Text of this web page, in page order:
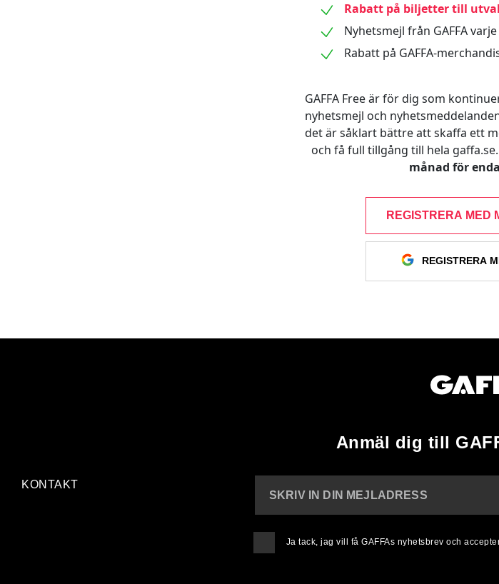
Rabatt på biljetter till
Nyhetsmejl från GAFFA
Rabatt på GAFFA-
GAFFA Free är för dig som
nyhetsmejl och
det är såklart bättre att skaffa ett
och få full tillgång till hela gaffa.se.
månad för
REGISTRERA MED
REGISTRERA
Anmäl dig till
KONTAKT
SKRIV IN DIN MEJLADRESS
Ja tack, jag vill få GAFFAs nyhetsbrev och